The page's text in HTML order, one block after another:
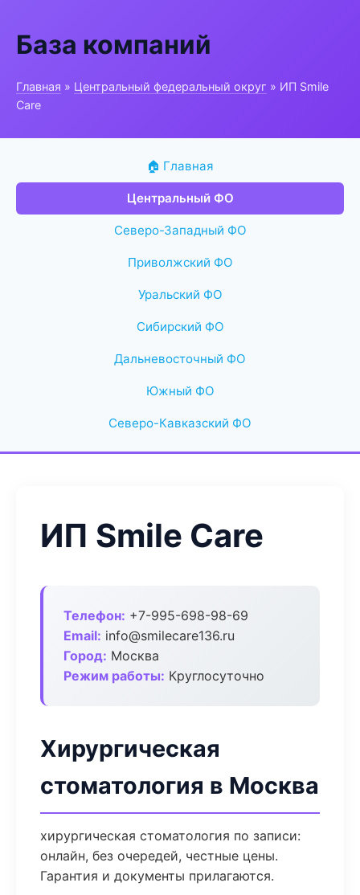
База компаний
Главная » Центральный федеральный округ » ИП Smile
Care
🏠 Главная
Центральный ФО
Северо-Западный ФО
Приволжский ФО
Уральский ФО
Сибирский ФО
Дальневосточный ФО
Южный ФО
Северо-Кавказский ФО
ИП Smile Care
Телефон: +7-995-698-98-69
Email: info@smilecare136.ru
Город: Москва
Режим работы: Круглосуточно
Хирургическая
стоматология в Москва
хирургическая стоматология по записи:
онлайн, без очередей, честные цены.
Гарантия и документы прилагаются.